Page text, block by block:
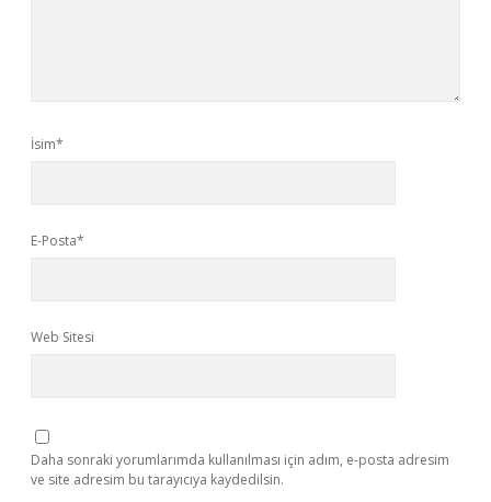
İsim*
E-Posta*
Web Sitesi
Daha sonraki yorumlarımda kullanılması için adım, e-posta adresim
ve site adresim bu tarayıcıya kaydedilsin.